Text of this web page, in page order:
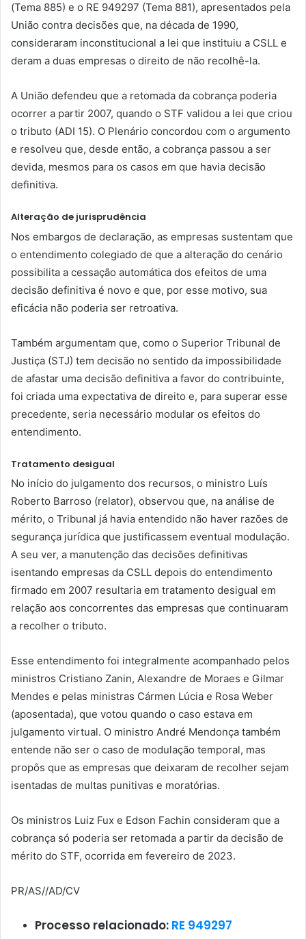
(Tema 885) e o RE 949297 (Tema 881), apresentados pela
União contra decisões que, na década de 1990,
consideraram inconstitucional a lei que instituiu a CSLL e
deram a duas empresas o direito de não recolhê-la.
A União defendeu que a retomada da cobrança poderia
ocorrer a partir 2007, quando o STF validou a lei que criou
o tributo (ADI 15). O Plenário concordou com o argumento
e resolveu que, desde então, a cobrança passou a ser
devida, mesmos para os casos em que havia decisão
definitiva.
Alteração de jurisprudência
Nos embargos de declaração, as empresas sustentam que
o entendimento colegiado de que a alteração do cenário
possibilita a cessação automática dos efeitos de uma
decisão definitiva é novo e que, por esse motivo, sua
eficácia não poderia ser retroativa.
Também argumentam que, como o Superior Tribunal de
Justiça (STJ) tem decisão no sentido da impossibilidade
de afastar uma decisão definitiva a favor do contribuinte,
foi criada uma expectativa de direito e, para superar esse
precedente, seria necessário modular os efeitos do
entendimento.
Tratamento desigual
No início do julgamento dos recursos, o ministro Luís
Roberto Barroso (relator), observou que, na análise de
mérito, o Tribunal já havia entendido não haver razões de
segurança jurídica que justificassem eventual modulação.
A seu ver, a manutenção das decisões definitivas
isentando empresas da CSLL depois do entendimento
firmado em 2007 resultaria em tratamento desigual em
relação aos concorrentes das empresas que continuaram
a recolher o tributo.
Esse entendimento foi integralmente acompanhado pelos
ministros Cristiano Zanin, Alexandre de Moraes e Gilmar
Mendes e pelas ministras Cármen Lúcia e Rosa Weber
(aposentada), que votou quando o caso estava em
julgamento virtual. O ministro André Mendonça também
entende não ser o caso de modulação temporal, mas
propôs que as empresas que deixaram de recolher sejam
isentadas de multas punitivas e moratórias.
Os ministros Luiz Fux e Edson Fachin consideram que a
cobrança só poderia ser retomada a partir da decisão de
mérito do STF, ocorrida em fevereiro de 2023.
PR/AS//AD/CV
Processo relacionado: RE 949297